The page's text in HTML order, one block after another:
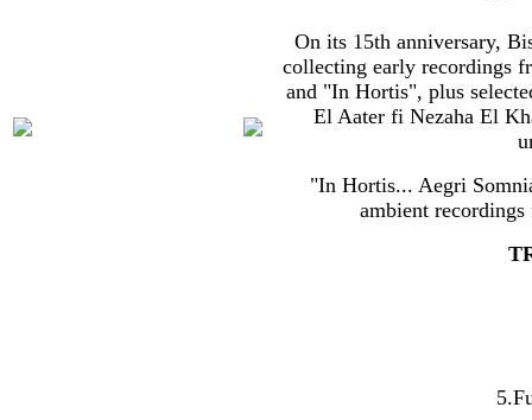
On its 15th anniversary,
collecting early recordings
and "In Hortis", plus
El Aater fi Nezaha El
"In Hortis... Aegri
ambient